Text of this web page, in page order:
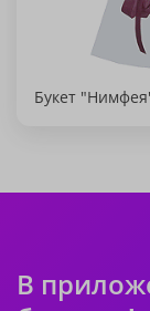
Букет
В